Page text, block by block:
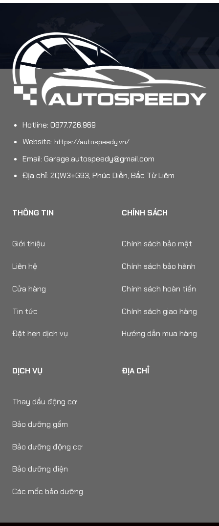
Hotline: 0877.726.969
Website: https://autospeedy.vn/
Email: Garage.autospeedy@gmail.com
Địa chỉ: 2QW3+G93, Phúc Diễn, Bắc Từ Liêm
THÔNG TIN
Giới thiệu
Liên hệ
Cửa hàng
Tin tức
Đặt hẹn dịch vụ
CHÍNH SÁCH
Chính sách bảo mật
Chính sách bảo hành
Chính sách hoàn tiền
Chính sách giao hàng
Hướng dẫn mua hàng
DỊCH VỤ
Thay dầu động cơ
Bảo dưỡng gầm
Bảo dưỡng động cơ
Bảo dưỡng điện
Các mốc bảo dưỡng
ĐỊA CHỈ